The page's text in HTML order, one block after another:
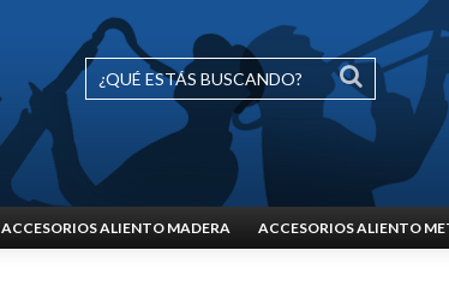
ACCESORIOS ALIENTO MADERA ACCESORIOS ALIENTO